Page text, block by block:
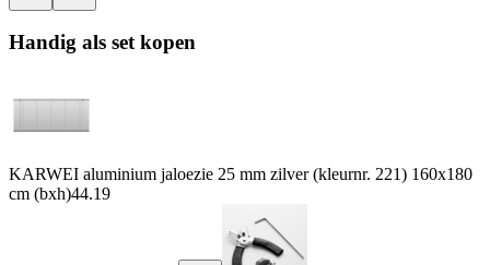
Handig als set kopen
KARWEI aluminium jaloezie 25 mm zilver (kleurnr. 221) 160x180
cm (bxh)44.19